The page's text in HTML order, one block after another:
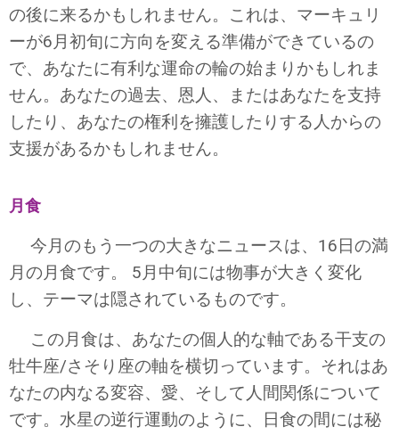
の後に来るかもしれません。これは、マーキュリ
ーが6月初旬に方向を変える準備ができているの
で、あなたに有利な運命の輪の始まりかもしれま
せん。あなたの過去、恩人、またはあなたを支持
したり、あなたの権利を擁護したりする人からの
支援があるかもしれません。
月食
今月のもう一つの大きなニュースは、16日の満
月の月食です。 5月中旬には物事が大きく変化
し、テーマは隠されているものです。
この月食は、あなたの個人的な軸である干支の
牡牛座/さそり座の軸を横切っています。それはあ
なたの内なる変容、愛、そして人間関係について
です。水星の逆行運動のように、日食の間には秘